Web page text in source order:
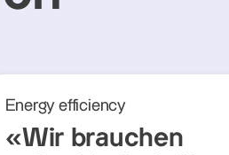
Energy efficiency
«Wir brauchen